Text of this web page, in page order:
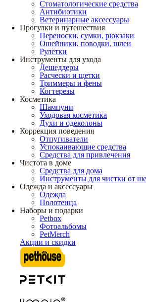
Стоматологические средства
Антибиотики
Ветеринарные аксессуары
Прогулки и путешествия
Переноски, сумки, рюкзаки
Ошейники, поводки, шлеи
Рулетки
Инструменты для ухода
Дешеддеры
Расчески и щетки
Триммеры и фены
Когтерезы
Косметика
Шампуни
Уходовая косметика
Духи и одеколоны
Коррекция поведения
Отпугиватели
Успокаивающие средства
Средства для привлечения
Чистота в доме
Средства для дома
Инструменты для чистки от
Одежда и аксессуары
Одежда
Полотенца
Наборы и подарки
Petbox
Фотоальбомы
PetMerch
Акции и скидки